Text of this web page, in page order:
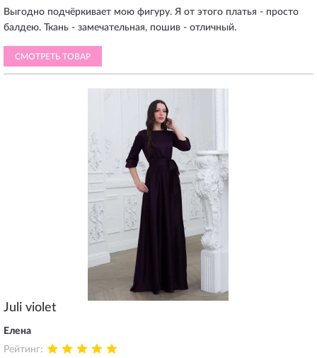
Выгодно подчёркивает мою фигуру. Я от этого платья - просто
балдею. Ткань - замечательная, пошив - отличный.
СМОТРЕТЬ ТОВАР
Juli violet
Елена
Рейтинг: